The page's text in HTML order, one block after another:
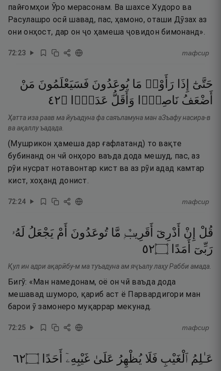
пайғомҳои Ӯро мерасонам. Ва шахсе Худоро ва
Расулашро осӣ шавад, пас, ҳамоно, оташи Дӯзах аз
они онҳост, дар он ҷо ҳамеша ҷовидон бимонанд».
72:23 тафсир
حَتَّىٰٓ إِذَا رَأَوْا۟ مَا يُوعَدُونَ فَسَيَعْلَمُونَ مَنْ
أَضْعَفُ نَاصِرًۭا وَأَقَلُّ عَدَدًۭا ۝٢٤
Ҳатта иза раав ма йуъадуна фа саяъламуна ман аЗъафу насира-в
ва ақаллу ъадада.
(Мушрикон ҳамеша дар ғафлатанд) то вақте
бубинанд он чӣ онҳоро ваъда дода мешуд, пас, аз
рӯи нусрат нотавонтар кист ва аз рӯи адад камтар
кист, хоҳанд донист.
72:24 тафсир
قُلْ إِنْ أَدْرِىٓ أَقَرِيبٌۭ مَّا تُوعَدُونَ أَمْ يَجْعَلُ لَهُۥ
رَبِّىٓ
أَمَدًا ۝٢٥
Қул ин адри ақарӣбу-м ма туъадуна ам яҷъалу лаҳу Рабби амада.
Бигӯ: «Ман намедонам, оё он чӣ ваъда дода
мешавад шуморо, қариб аст ё Парвардигори ман
барои ӯ замонеро муқаррар мекунад.
72:25 тафсир
عَـٰلِمُ ٱلْغَيْبِ فَلَا يُظْهِرُ عَلَىٰ غَيْبِهِۦٓ أَحَدًا ۝٢٦